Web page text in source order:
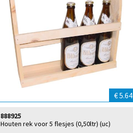
€ 5.64
Houten rek voor 5 flesjes (0,50ltr) (uc)
888925